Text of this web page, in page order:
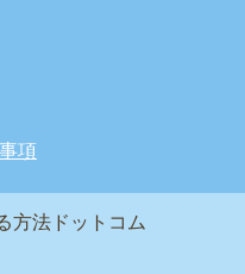
項
方法ドットコム